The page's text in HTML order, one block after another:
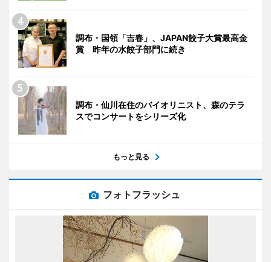
調布・国領「吉春」、JAPAN餃子大賞最高金
賞 昨年の水餃子部門に続き
調布・仙川在住のバイオリニスト、森のテラ
スでコンサートをシリーズ化
もっと見る
フォトフラッシュ